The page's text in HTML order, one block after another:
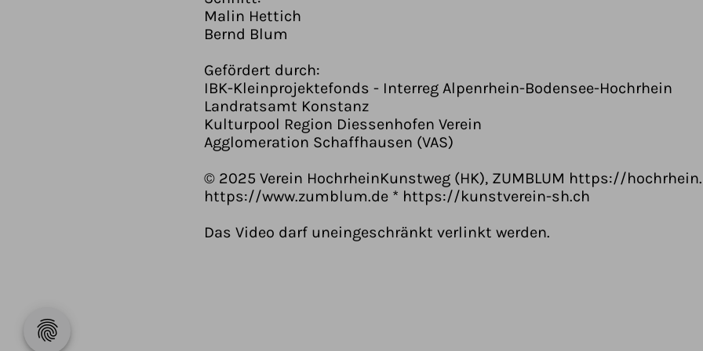
Malin Hettich
Bernd Blum
Gefördert durch:
IBK-Kleinprojektefonds - Interreg Alpenrhein-Bodensee-Hochrhein
Landratsamt Konstanz
Kulturpool Region Diessenhofen Verein
Agglomeration Schaffhausen (VAS)
© 2025 Verein HochrheinKunstweg (HK), ZUMBLUM https://
https://www.zumblum.de * https://kunstverein-sh.ch
Das Video darf uneingeschränkt verlinkt werden.
fingerprint